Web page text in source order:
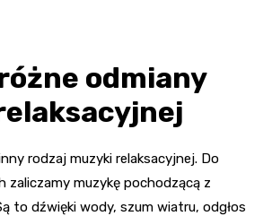
odmiany
rodzaj muzyki relaksacyjnej. Do
zaliczamy muzykę pochodzącą z
to dźwięki wody, szum wiatru, odgłos